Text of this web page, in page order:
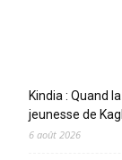
Kindia : Quand
jeunesse de
6 août 2026